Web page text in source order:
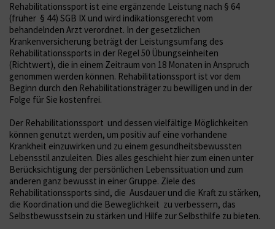
Rehabilitationssport ist eine ergänzende Leistung nach § 64
(früher § 44) SGB IX und wird indikationsgerecht vom
behandelnden Arzt verordnet. In der gesetzlichen
Krankenversicherung beträgt der Leistungsumfang des
Rehabilitationssports in der Regel 50 Übungseinheiten
(Richtwert), die in einem Zeitraum von 18 Monaten in Anspruch
genommen werden können. Rehabilitationssport ist vor dem
Beginn durch den Rehabilitationsträger zu bewilligen und in der
Folge für Sie kostenfrei.
Der Rehabilitationssport und dessen vielfältige Möglichkeiten
können genutzt werden, um positiv auf eine vorhandene
Krankheit einzuwirken und zu einem gesundheitsbewussten
Lebensstil anzuleiten. Dies alles geschieht hier zum einen unter
Berücksichtigung der persönlichen Lebenssituation und zum
anderen ganz bewusst in einer Gruppe. Ziele des
Rehabilitationssports sind, die Ausdauer und die Kraft zu stärken,
die Koordination und die Beweglichkeit zu verbessern, das
Selbstbewusstsein zu stärken und Hilfe zur Selbsthilfe zu bieten.